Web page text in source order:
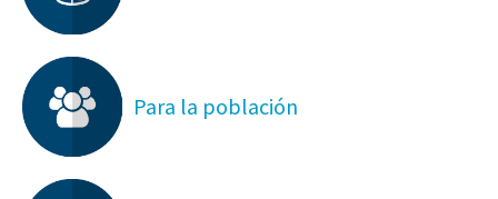
Para la población